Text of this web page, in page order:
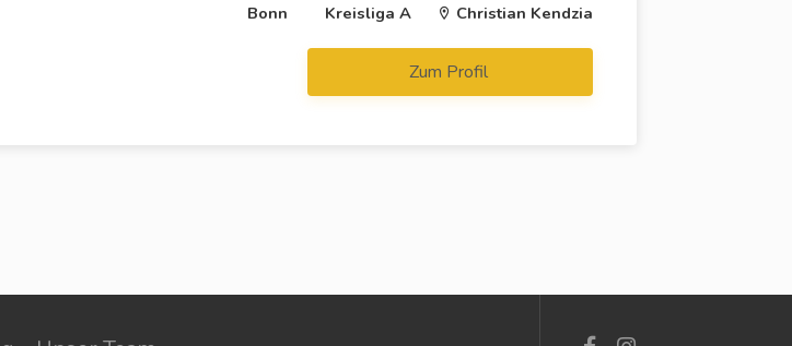
Christian Kendzia
Kreisliga A
Bonn
Zum Profil